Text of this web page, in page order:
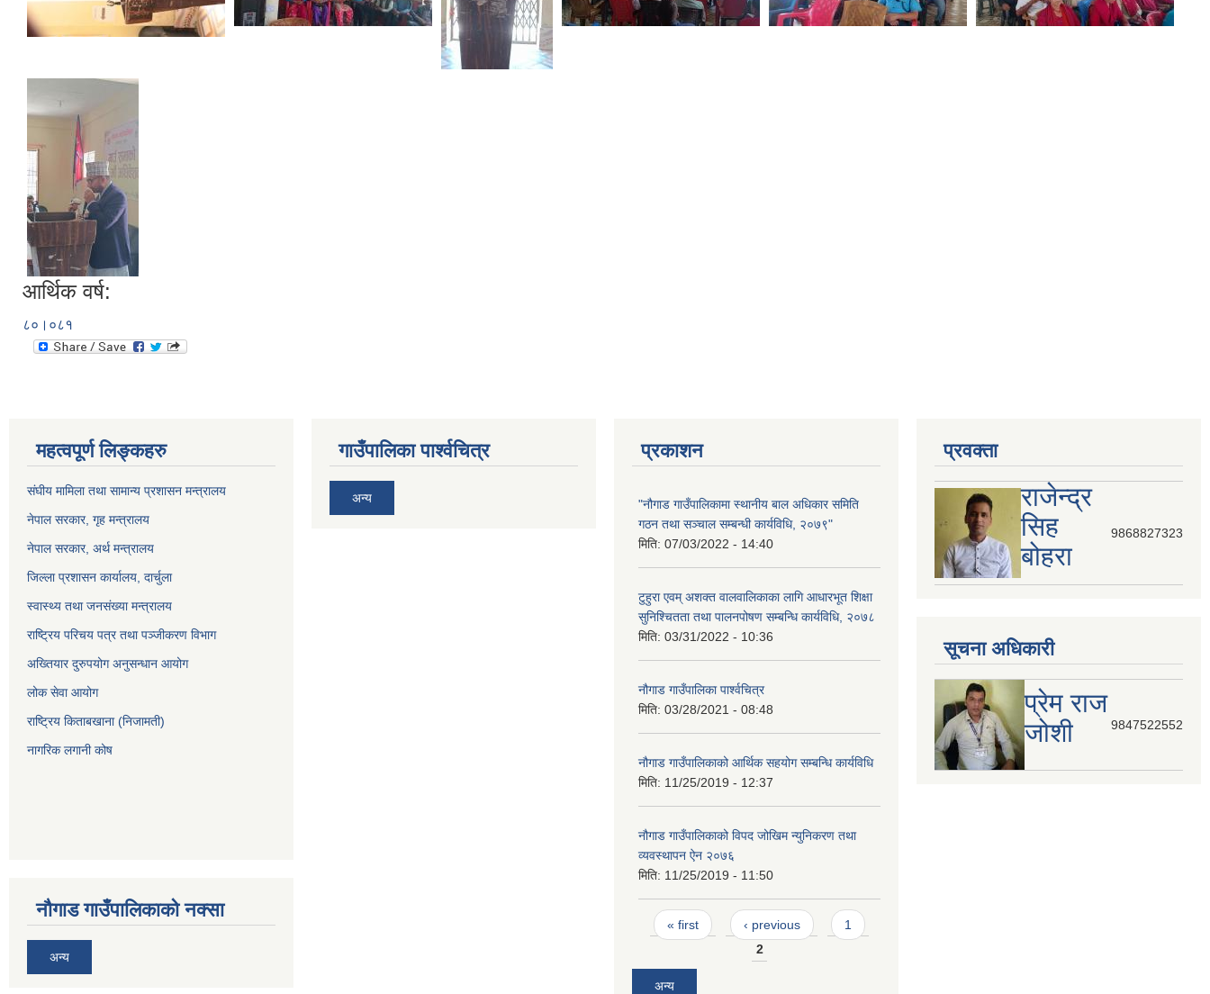
आर्थिक वर्ष:
८०।०८१
महत्वपूर्ण लिङ्कहरु
संघीय मामिला तथा सामान्य प्रशासन मन्त्रालय
नेपाल सरकार, गृह मन्त्रालय
नेपाल सरकार, अर्थ मन्त्रालय
जिल्ला प्रशासन कार्यालय, दार्चुला
स्वास्थ्य तथा जनसंख्या मन्त्रालय
राष्ट्रिय परिचय पत्र तथा पञ्जीकरण विभाग
अख्तियार दुरुपयोग अनुसन्धान आयोग
लोक सेवा आयोग
राष्ट्रिय किताबखाना (निजामती)
नागरिक लगानी कोष
नौगाड गाउँपालिकाको नक्सा
अन्य
गाउँपालिका पार्श्वचित्र
अन्य
प्रकाशन
"नौगाड गाउँपालिकामा स्थानीय बाल अधिकार समिति
गठन तथा सञ्चाल सम्बन्धी कार्यविधि, २०७९"
मिति: 07/03/2022 - 14:40
टुहुरा एवम् अशक्त वालवालिकाका लागि आधारभूत शिक्षा
सुनिश्चितता तथा पालनपोषण सम्बन्धि कार्यविधि, २०७८
मिति: 03/31/2022 - 10:36
नौगाड गाउँपालिका पार्श्वचित्र
मिति: 03/28/2021 - 08:48
नौगाड गाउँपालिकाको आर्थिक सहयोग सम्बन्धि कार्यविधि
मिति: 11/25/2019 - 12:37
नौगाड गाउँपालिकाको विपद जोखिम न्युनिकरण तथा
व्यवस्थापन ऐन २०७६
मिति: 11/25/2019 - 11:50
Pages
« first ‹ previous
1
2
अन्य
प्रवक्ता
राजेन्द्र
सिह
बोहरा
9868827323
सूचना अधिकारी
प्रेम राज
जोशी
9847522552